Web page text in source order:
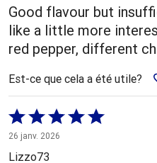
Good flavour but
like a little more
red pepper, different
Est-ce que cela a été utile?
Coté
5 sur
5
26 janv. 2026
Lizzo73